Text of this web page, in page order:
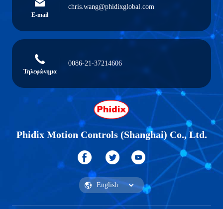
E-mail
chris.wang@phidixglobal.com
Τηλεφώνημα
0086-21-37214606
Phidix Motion Controls (Shanghai) Co., Ltd.